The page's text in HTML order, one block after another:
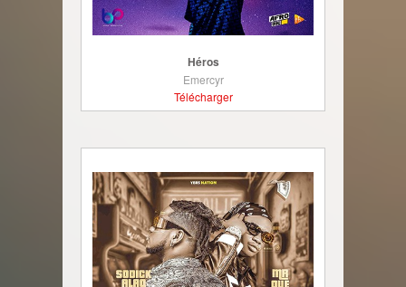
Héros
Emercyr
Télécharger